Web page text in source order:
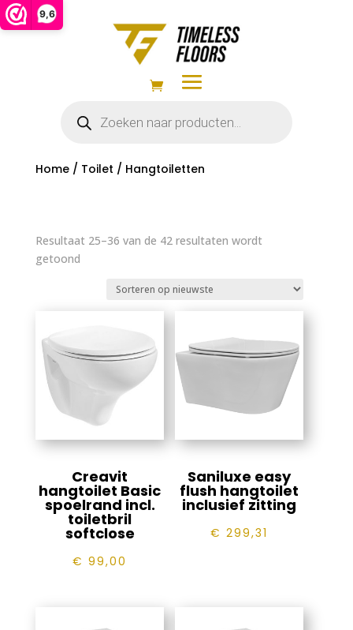
9,6
zoeken
Home/ Toilet / Hangtoiletten
Resultaat 25–36 van de 42 resultaten wordt
getoondGesorteerd
nieuwste
Creavit
hangtoilet Basic
spoelrand incl.
toiletbril
softclose
€ 99,00
Saniluxe easy
flush hangtoilet
inclusief zitting
€ 299,31